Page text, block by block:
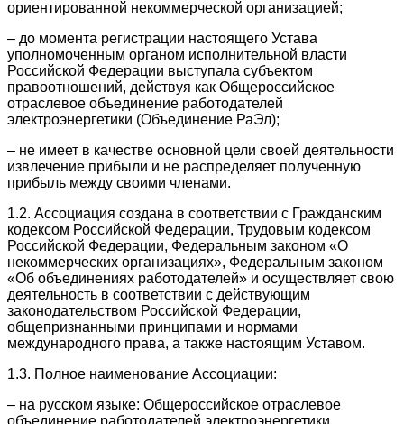
ориентированной некоммерческой организацией;
– до момента регистрации настоящего Устава
уполномоченным органом исполнительной власти
Российской Федерации выступала субъектом
правоотношений, действуя как Общероссийское
отраслевое объединение работодателей
электроэнергетики (Объединение РаЭл);
– не имеет в качестве основной цели своей деятельности
извлечение прибыли и не распределяет полученную
прибыль между своими членами.
1.2. Ассоциация создана в соответствии с Гражданским
кодексом Российской Федерации, Трудовым кодексом
Российской Федерации, Федеральным законом «О
некоммерческих организациях», Федеральным законом
«Об объединениях работодателей» и осуществляет свою
деятельность в соответствии с действующим
законодательством Российской Федерации,
общепризнанными принципами и нормами
международного права, а также настоящим Уставом.
1.3. Полное наименование Ассоциации:
– на русском языке: Общероссийское отраслевое
объединение работодателей электроэнергетики